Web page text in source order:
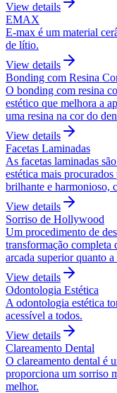
View details
EMAX
E-max é um material
de lítio.
View details
Bonding com Resina
O bonding com resina
estético que melhora a
uma resina na cor do
View details
Facetas Laminadas
As facetas laminadas
estética mais
brilhante e harmonioso,
View details
Sorriso de Hollywood
Um procedimento de
transformação completa
arcada superior quanto
View details
Odontologia Estética
A odontologia estética
acessível a todos.
View details
Clareamento Dental
O clareamento dental é
proporciona um sorriso
melhor.